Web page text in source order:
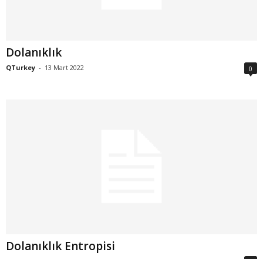
Dolanıklık
QTurkey - 13 Mart 2022 0
Dolanıklık Entropisi